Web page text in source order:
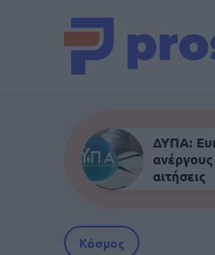
ΔΥΠΑ:
αιτήσεις
Κόσμος